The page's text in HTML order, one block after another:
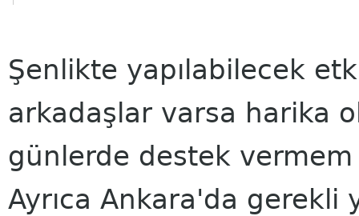
Şenlikte yapılabilecek
arkadaşlar varsa harika
günlerde destek
Ayrıca Ankara'da gerekli